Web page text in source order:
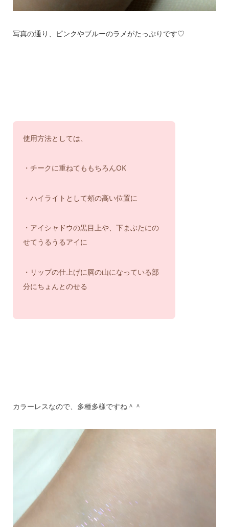
写真の通り、ピンクやブルーのラメがたっぷりです♡
使用方法としては、
・チークに重ねてももちろんOK
・ハイライトとして頰の高い位置に
・アイシャドウの黒目上や、下まぶたにの
せてうるうるアイに
・リップの仕上げに唇の山になっている部
分にちょんとのせる
カラーレスなので、多種多様ですね＾＾
ヤ